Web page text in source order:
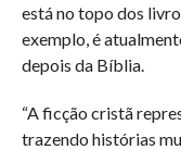
está no topo dos
exemplo, é
depois da Bíblia.
“A ficção cristã
trazendo histórias